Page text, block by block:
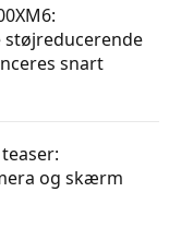
støjreducerende
snart
og skærm